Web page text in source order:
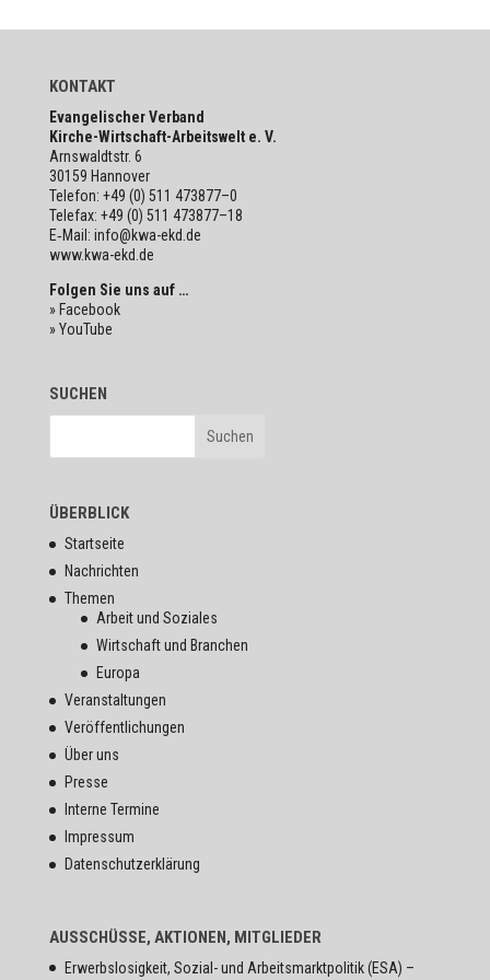
KONTAKT
Evan­ge­li­scher Verband
Kirche-Wirt­schaft-Arbeits­welt e. V.
Arns­waldt­str. 6
30159 Hannover
Telefon: +49 (0) 511 473877–0
Telefax: +49 (0) 511 473877–18
E‑Mail: info@kwa-ekd.de
www.kwa-ekd.de
Folgen Sie uns auf …
» Facebook
» YouTube
SUCHEN
ÜBERBLICK
Startseite
Nachrichten
Themen
Arbeit und Soziales
Wirtschaft und Branchen
Europa
Veranstaltungen
Veröffentlichungen
Über uns
Presse
Interne Termine
Impressum
Datenschutzerklärung
AUSSCHÜSSE, AKTIONEN, MITGLIEDER
Erwerbslosigkeit, Sozial- und Arbeitsmarktpolitik (ESA) –